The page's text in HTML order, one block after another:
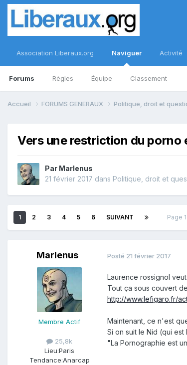
Association Liberaux.org Naviguer
Forums Règles Équipe Classement
Activité
Accueil FORUMS GENERAUX Politique, droit et
Vers une restriction du porno
Par Marlenus
21 février 2017 dans Politique, droit et
1 2 3 4 5 6 SUIVANT Page
Marlenus
Membre Actif
25,8k
Lieu:Paris
Tendance:Anarcap
Posté 21 février 2017
Laurence rossignol
Tout ça sous couvert
http://www.lefigaro.fr/
Maintenant, ce n'est
Si on suit le Nid (qui
"La Pornographie est